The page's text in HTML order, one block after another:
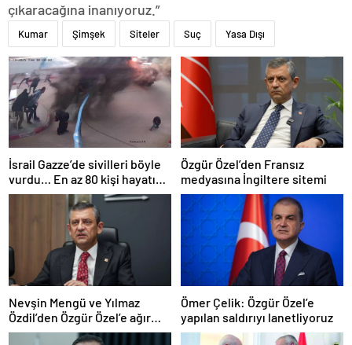
çıkaracağına inanıyoruz.”
Kumar Şimşek Siteler Suç Yasa Dışı
İsrail Gazze’de sivilleri böyle
vurdu… En az 80 kişi hayatını
kaybetti
Özgür Özel’den Fransız
medyasına İngiltere sitemi
Nevşin Mengü ve Yılmaz
Özdil’den Özgür Özel’e ağır
eleştiriler
Ömer Çelik: Özgür Özel’e
yapılan saldırıyı lanetliyoruz